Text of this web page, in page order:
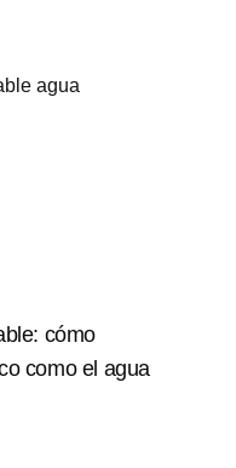
cómo
como el agua